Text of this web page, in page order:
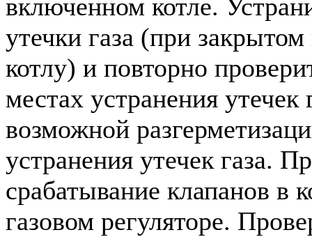
включенном котле.
утечки газа (при
котлу) и повторно
местах устранения утечек
возможной
устранения утечек газа.
срабатывание клапанов в
газовом регуляторе.